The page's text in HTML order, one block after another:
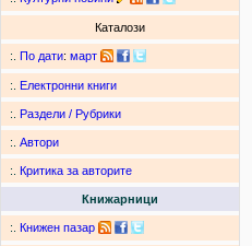
Каталози
:. По дати: март
:. Електронни книги
:. Раздели / Рубрики
:. Автори
:. Критика за авторите
Книжарници
:. Книжен пазар